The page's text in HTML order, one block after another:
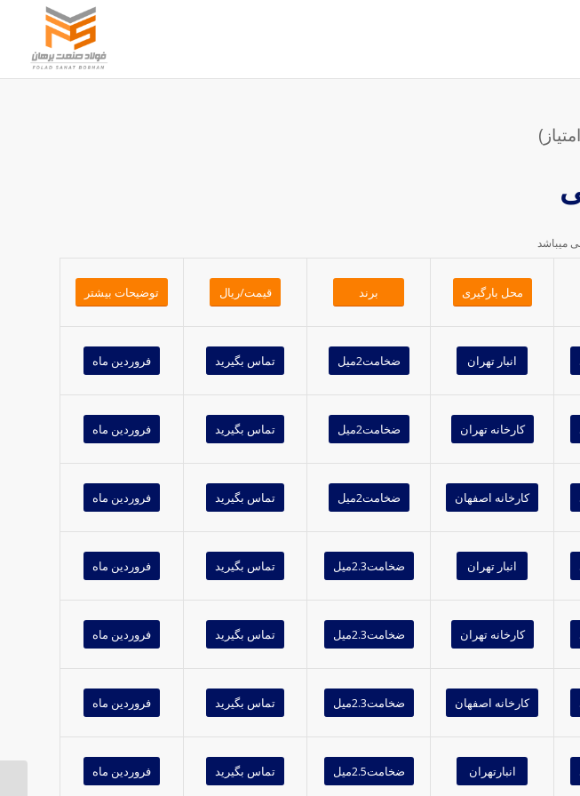
میباشد
محل بارگیری برند قیمت/ریال توضیحات بیشتر
انبار تهران ضخامت2میل تماس بگیرید فروردین ماه
کارخانه تهران ضخامت2میل تماس بگیرید فروردین ماه
کارخانه اصفهان ضخامت2میل تماس بگیرید فروردین ماه
انبار تهران ضخامت2.3میل تماس بگیرید فروردین ماه
کارخانه تهران ضخامت2.3میل تماس بگیرید فروردین ماه
کارخانه اصفهان ضخامت2.3میل تماس بگیرید فروردین ماه
انبارتهران ضخامت2.5میل تماس بگیرید فروردین ماه